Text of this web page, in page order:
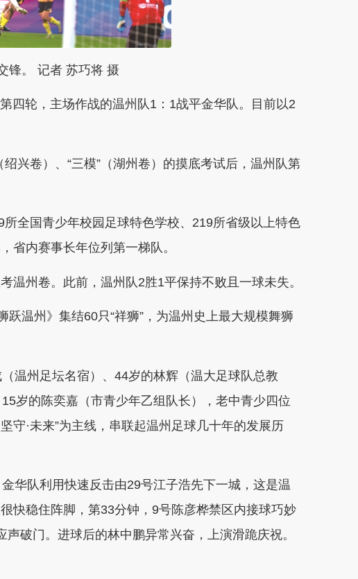
锋。 记者 苏巧将 摄
轮，主场作战的温州队1：1战平金华队。目前以2
兴卷）、“三模”（湖州卷）的摸底考试后，温州队第
全国青少年校园足球特色学校、219所省级以上特色
省内赛事长年位列第一梯队。
州卷。此前，温州队2胜1平保持不败且一球未失。
温州》集结60只“祥狮”，为温州史上最大规模舞狮
州足坛名宿）、44岁的林辉（温大足球队总教
岁的陈奕嘉（市青少年乙组队长），老中青少四位
守·未来”为主线，串联起温州足球几十年的发展历
队利用快速反击由29号江子浩先下一城，这是温
快稳住阵脚，第33分钟，9号陈彦桦禁区内接球巧妙
破门。进球后的林中鹏异常兴奋，上演滑跪庆祝。